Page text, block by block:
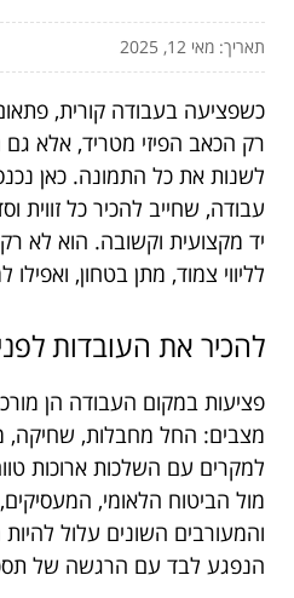
תאריך: מאי 12, 2025
כשפציעה בעבודה קורית,
רק הכאב הפיזי מטריד, אלא גם
לשנות את כל התמונה. כאן
עבודה, שחייב להכיר כל זווית
יד מקצועית וקשובה. הוא לא
לליווי צמוד, מתן בטחון,
להכיר את העובדות
פציעות במקום העבודה הן
מצבים: החל מחבלות, שחיקה,
למקרים עם השלכות ארוכות
מול הביטוח הלאומי,
והמעורבים השונים עלול
הנפגע לבד עם הרגשה של